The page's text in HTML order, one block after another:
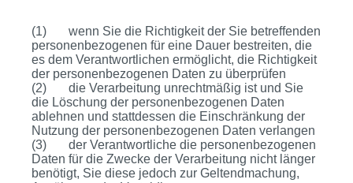
(1) wenn Sie die Richtigkeit der Sie betreffenden
personenbezogenen für eine Dauer bestreiten, die
es dem Verantwortlichen ermöglicht, die Richtigkeit
der personenbezogenen Daten zu überprüfen
(2) die Verarbeitung unrechtmäßig ist und Sie
die Löschung der personenbezogenen Daten
ablehnen und stattdessen die Einschränkung der
Nutzung der personenbezogenen Daten verlangen
(3) der Verantwortliche die personenbezogenen
Daten für die Zwecke der Verarbeitung nicht länger
benötigt, Sie diese jedoch zur Geltendmachung,